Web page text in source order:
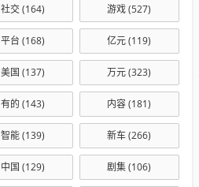
社交(164) 游戏(527)
平台 (168) 亿元(119)
美国 (137) 万元(323)
有的 (143) 内容(181)
智能(139) 新车(266)
中国 (129) 剧集(106)